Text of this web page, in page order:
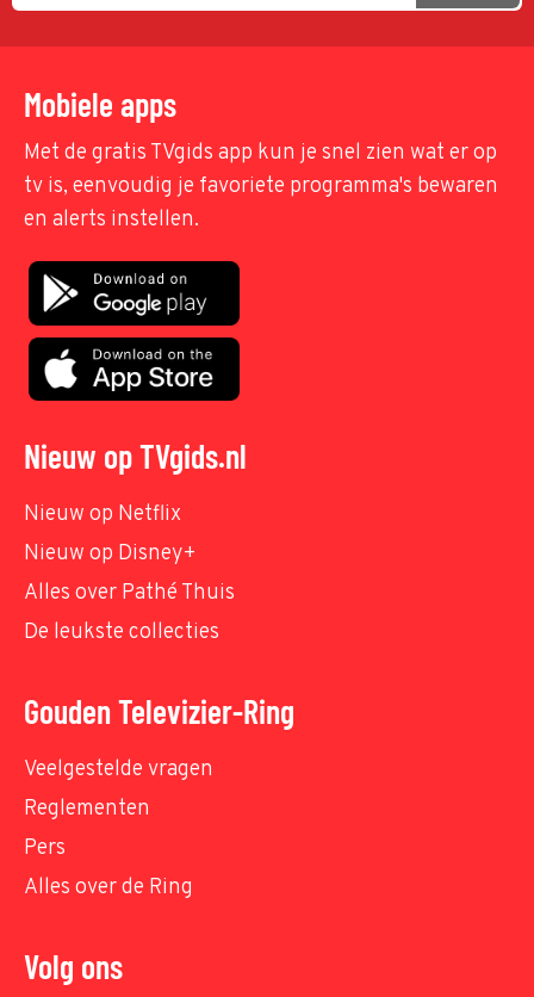
Mobiele apps
Met de gratis TVgids app kun je snel zien wat er op
tv is, eenvoudig je favoriete programma's bewaren
en alerts instellen.
Nieuw op TVgids.nl
Nieuw op Netflix
Nieuw op Disney+
Alles over Pathé Thuis
De leukste collecties
Gouden Televizier-Ring
Veelgestelde vragen
Reglementen
Pers
Alles over de Ring
Volg ons